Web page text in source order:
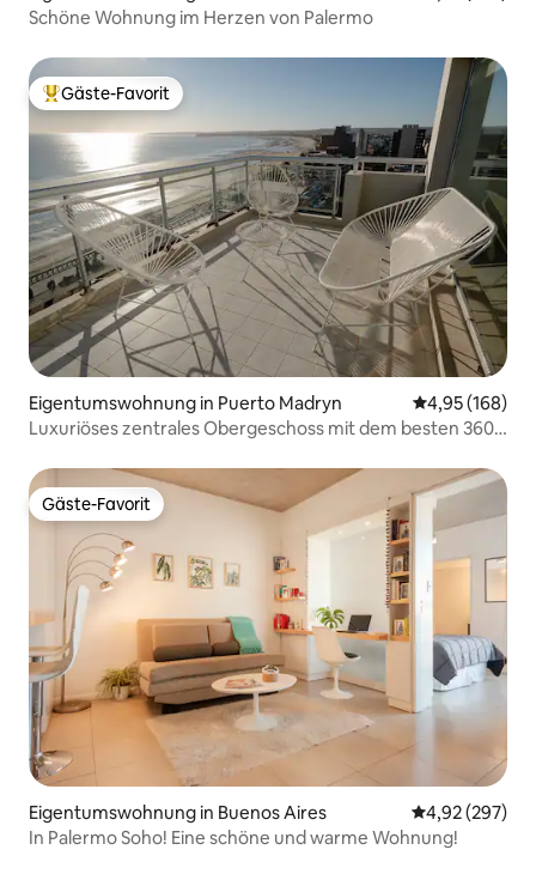
Schöne Wohnung im Herzen von Palermo
Beliebter Gäste-Favorit.
Gäste-Favorit
Eigentumswohnung in Puerto Madryn
4,95 (168)
Luxuriöses zentrales Obergeschoss mit dem besten 360 °
Gäste-Favorit
Gäste-Favorit
Eigentumswohnung in Buenos Aires
4,92 (297)
In Palermo Soho! Eine schöne und warme Wohnung!